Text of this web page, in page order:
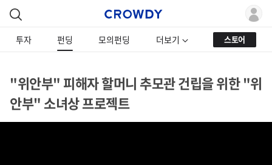
투자 펀딩 모의펀딩 더보기 스토어
"위안부" 피해자 할머니 추모관 건립을 위한 "위
안부" 소녀상 프로젝트